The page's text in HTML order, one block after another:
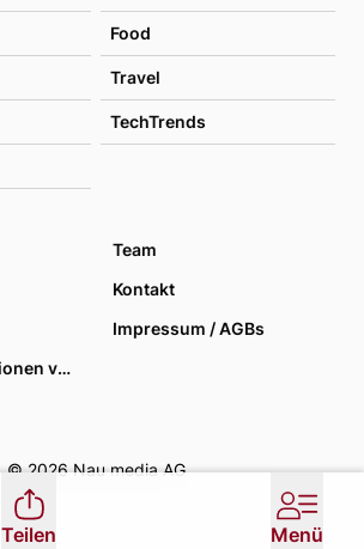
Food
Travel
TechTrends
Team
Kontakt
Impressum / AGBs
Datenschutzoptionen verwalten
© 2026 Nau media AG
Teilen Menü